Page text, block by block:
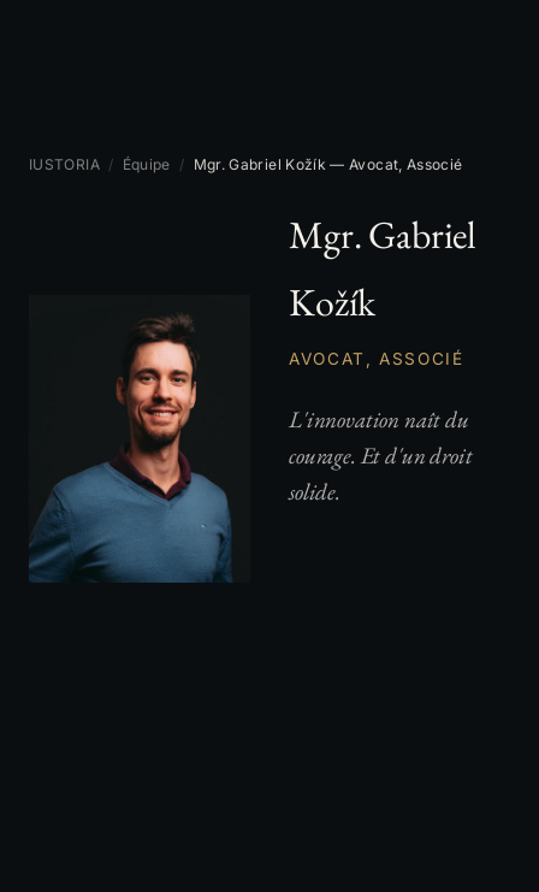
IUSTORIA / Équipe / Mgr. Gabriel Kožík — Avocat, Associé
Mgr. Gabriel
Kožík
AVOCAT, ASSOCIÉ
L'innovation naît du
courage. Et d'un droit
solide.